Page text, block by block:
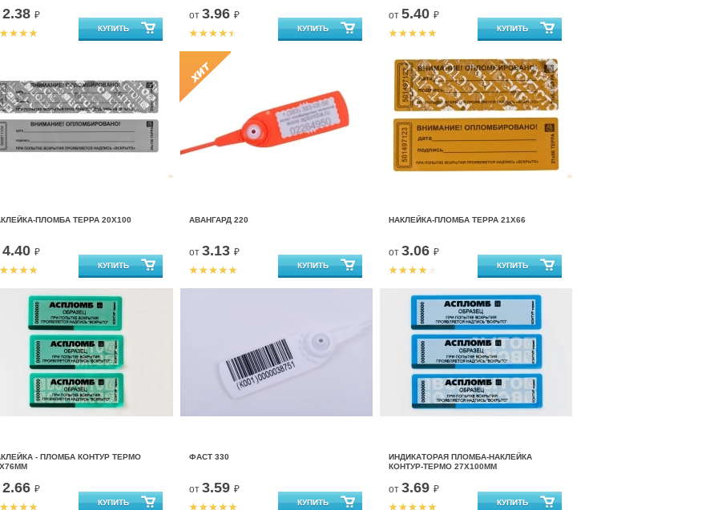
2.38 ₽ от 3.96 ₽ от 5.40 ₽
ПЛОМБА ТЕРРА 20Х100
4.40 ₽
АВАНГАРД 220
от 3.13 ₽
НАКЛЕЙКА-ПЛОМБА ТЕРРА 21Х66
от 3.06 ₽
- ПЛОМБА КОНТУР ТЕРМО
2.66 ₽
ФАСТ 330
от 3.59 ₽
ИНДИКАТОРАЯ ПЛОМБА-НАКЛЕЙКА
КОНТУР-ТЕРМО 27Х100ММ
от 3.69 ₽